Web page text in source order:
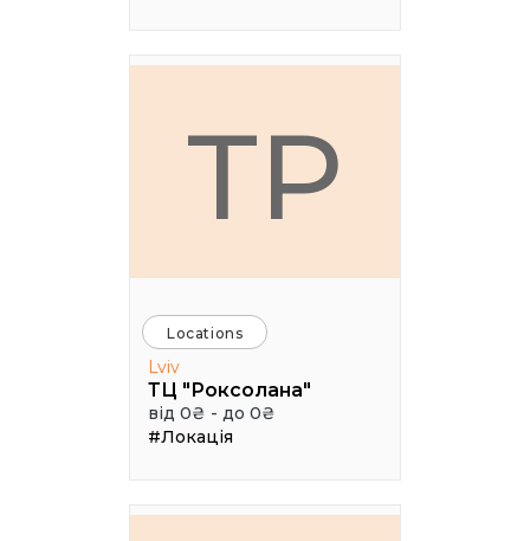
ТР
Locations
Lviv
ТЦ "Роксолана"
від 0₴ - до 0₴
#Локація